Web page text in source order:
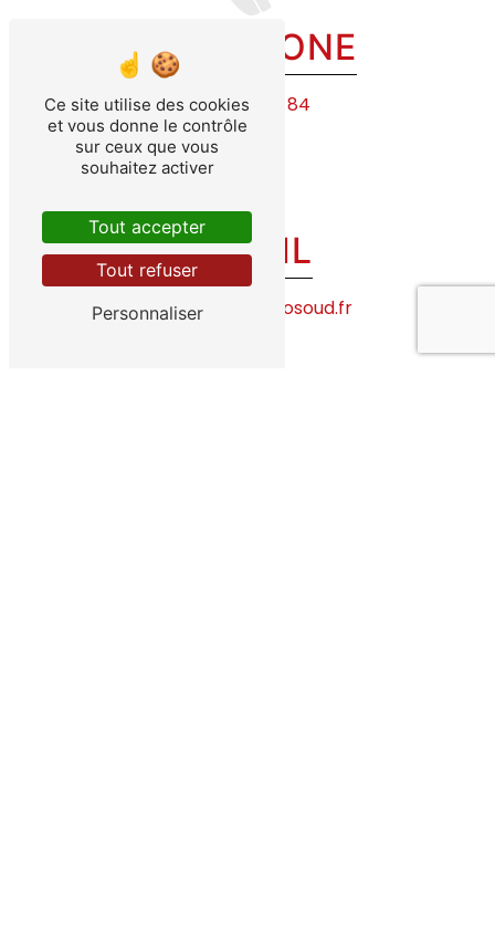
TÉLÉPHONE
03 83 20 78 84
E-MAIL
contact@technosoud.fr
Ce site utilise des cookies
et vous donne le contrôle
sur ceux que vous
souhaitez activer
Tout accepter
Tout refuser
Personnaliser